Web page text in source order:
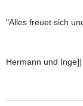
"Alles freuet sich
Hermann und Inge]]